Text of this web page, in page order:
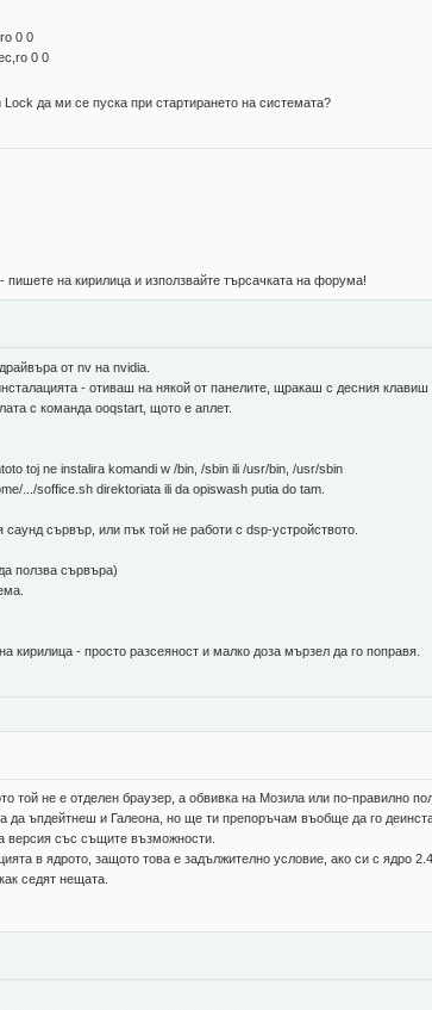
0 0
0 0
да ми се пуска при стартирането на системата?
на кирилица и използвайте търсачката на форума!
от nv на nvidia.
- отиваш на някой от панелите, щракаш с десния
с команда ooqstart, щото е аплет.
toj ne instalira komandi w /bin, /sbin ili /usr/bin, /usr/sbin
.../soffice.sh direktoriata ili da opiswash putia do tam.
сървър, или пък той не работи с dsp-устройството.
ползва сървъра)
кирилица - просто разсеяност и малко доза мързел да го поправя.
той не е отделен браузер, а обвивка на Мозила или по-правилно
да ъпдейтнеш и Галеона, но ще ти препоръчам въобще да го
версия със същите възможности.
в ядрото, защото това е задължително условие, ако си с
седят нещата.